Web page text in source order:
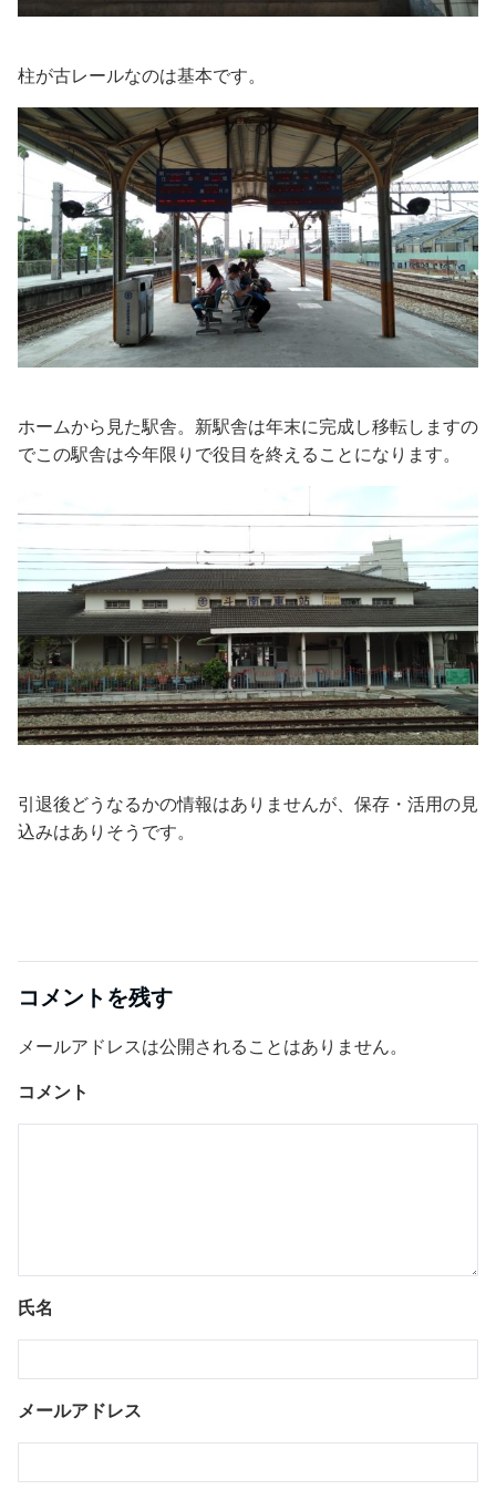
柱が古レールなのは基本です。
ホームから見た駅舎。新駅舎は年末に完成し移転しますの
でこの駅舎は今年限りで役目を終えることになります。
引退後どうなるかの情報はありませんが、保存・活用の見
込みはありそうです。
コメントを残す
メールアドレスは公開されることはありません。
コメント
氏名
メールアドレス